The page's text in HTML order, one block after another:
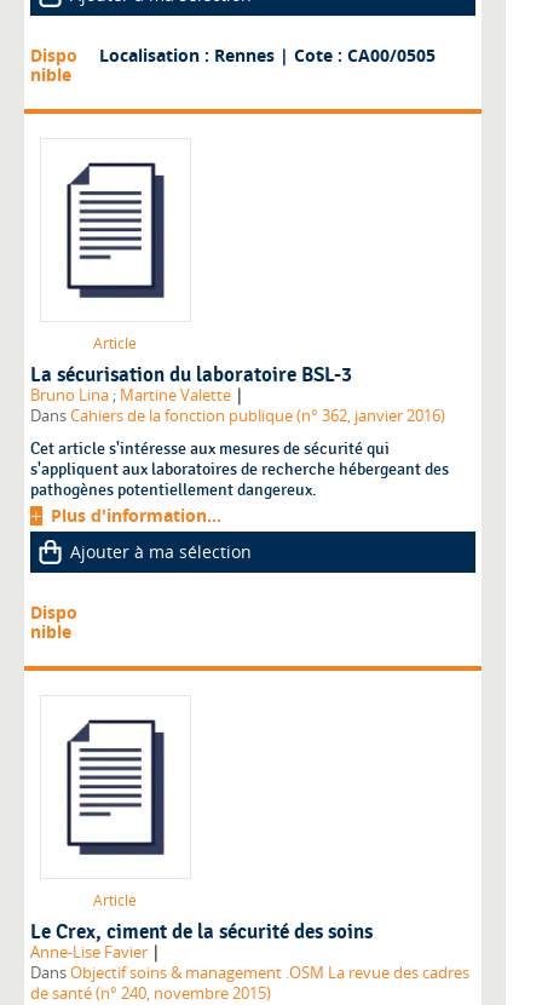
Dispo
nible
Localisation : Rennes | Cote : CA00/0505
Article
La sécurisation du laboratoire BSL-3
Bruno Lina ; Martine Valette |
DansCahiers de la fonction publique (n° 362, janvier 2016)
Cet article s'intéresse aux mesures de sécurité qui
s'appliquent aux laboratoires de recherche hébergeant des
pathogènes potentiellement dangereux.
Plus d'information...
Ajouter à ma sélection
Dispo
nible
Article
Le Crex, ciment de la sécurité des soins
Anne-Lise Favier |
DansObjectif soins & management .OSM La revue des cadres
de santé (n° 240, novembre 2015)